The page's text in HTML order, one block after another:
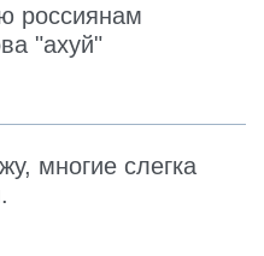
россиянам
"ахуй"
многие слегка